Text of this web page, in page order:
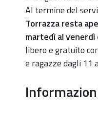
Doposcuola
e
Spazio
di
aggregazione
05-
Al termine del
Torrazza resta
martedì al venerdì
libero e gratuito
e ragazze dagli 11